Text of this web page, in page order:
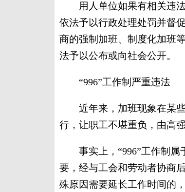
用人单位如果有相关违法
依法予以行政处理处罚并督
商的强制加班、制度化加班
法予以公布或向社会公开。
“996”工作制严重违法
近年来，加班现象在某些
行，让职工不堪重负，由高
事实上，“996”工作制属
要，经与工会和劳动者协商
殊原因需要延长工作时间的